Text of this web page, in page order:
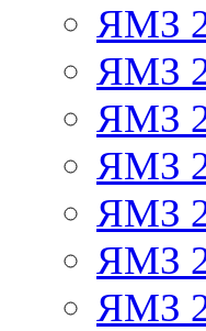
ЯМЗ
ЯМЗ
ЯМЗ
ЯМЗ
ЯМЗ
ЯМЗ
ЯМЗ